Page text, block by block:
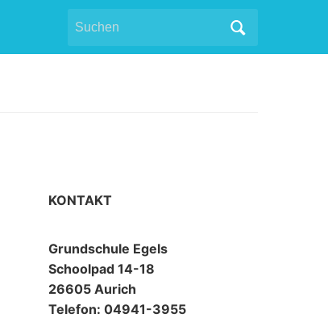
Search
KONTAKT
Grundschule Egels
Schoolpad 14-18
26605 Aurich
Telefon: 04941-3955